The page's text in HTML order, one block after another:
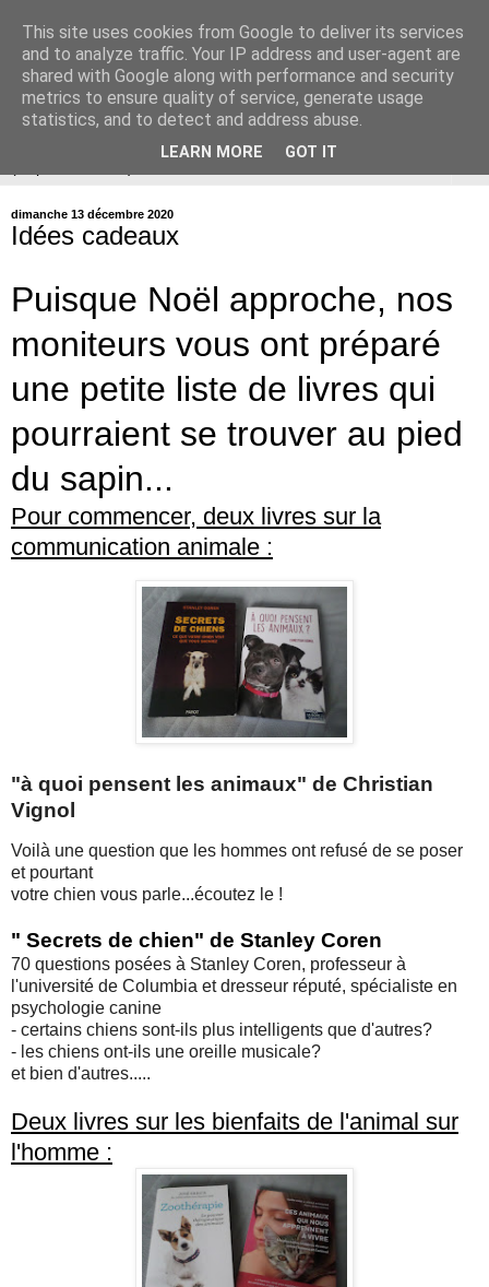
ÉDUCATION CANINE de
BALLAN-MIRÉ (37)
dimanche 13 décembre 2020
Idées cadeaux
Puisque Noël approche, nos
moniteurs vous ont préparé
une petite liste de livres qui
pourraient se trouver au pied
du sapin...
Pour commencer, deux livres sur la
communication animale :
"à quoi pensent les animaux" de Christian
Vignol
Voilà une question que les hommes ont refusé de se poser
et pourtant
votre chien vous parle...écoutez le !
" Secrets de chien" de Stanley Coren
70 questions posées à Stanley Coren, professeur à
l'université de Columbia et dresseur réputé, spécialiste en
psychologie canine
- certains chiens sont-ils plus intelligents que d'autres?
- les chiens ont-ils une oreille musicale?
et bien d'autres.....
Deux livres sur les bienfaits de l'animal sur
l'homme :
This site uses cookies from Google to deliver its services
and to analyze traffic. Your IP address and user-agent are
shared with Google along with performance and security
metrics to ensure quality of service, generate usage
statistics, and to detect and address abuse.
LEARN MORE GOT IT